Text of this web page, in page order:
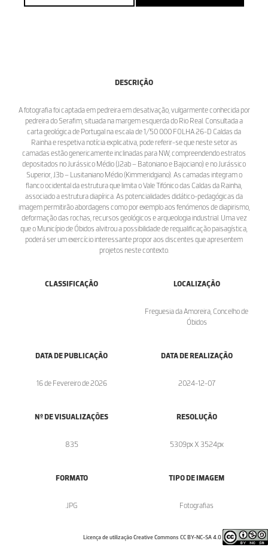
DESCRIÇÃO
A fotografia foi captada em pedreira em desativação, vulgarmente conhecida por
pedreira do Serafim, situada na margem esquerda do Rio Real. Consultada a
carta geológica de Portugal na escala de 1/50 000 FOLHA 26-D Caldas da
Rainha e respetiva notícia explicativa, pode referir-se que neste setor as
camadas estão genericamente inclinadas para NW, compreendendo estratos
depositados no Jurássico Médio (J2ab – Batoniano e Bajociano) e no Jurássico
Superior, J3b – Lusitaniano Médio (Kimmeridgiano). As camadas integram o
flanco ocidental da estrutura que limita o Vale Tifónico das Caldas da Rainha,
associado a estrutura diapírica. As potencialidades didático-pedagógicas da
imagem permitirão abordagens como por exemplo aos fenómenos de diapirismo,
deformação das rochas, recursos geológicos e arqueologia industrial. Uma vez
que o Município de Óbidos alvitrou a possibilidade de requalificação paisagística,
poderá ser um exercício interessante propor aos discentes que apresentem
projetos neste contexto.
CLASSIFICAÇÃO LOCALIZAÇÃO
Freguesia da Amoreira, Concelho de
Óbidos
DATA DE PUBLICAÇÃO
16 de Fevereiro de 2026
DATA DE REALIZAÇÃO
2024-12-07
Nº DE VISUALIZAÇÕES
835
RESOLUÇÃO
5309px X 3524px
FORMATO
.JPG
TIPO DE IMAGEM
Fotografias
Licença de utilização Creative Commons CC BY-NC-SA 4.0